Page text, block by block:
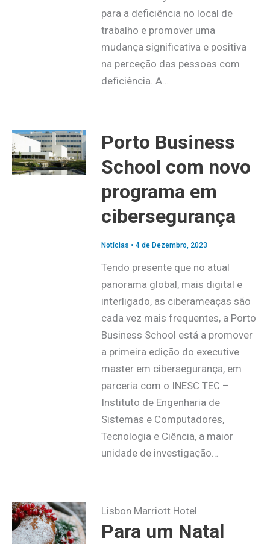
para a deficiência no local de
trabalho e promover uma
mudança significativa e positiva
na perceção das pessoas com
deficiência. A…
Porto Business
School com novo
programa em
cibersegurança
Notícias • 4 de Dezembro, 2023
Tendo presente que no atual
panorama global, mais digital e
interligado, as ciberameaças são
cada vez mais frequentes, a Porto
Business School está a promover
a primeira edição do executive
master em cibersegurança, em
parceria com o INESC TEC –
Instituto de Engenharia de
Sistemas e Computadores,
Tecnologia e Ciência, a maior
unidade de investigação…
Lisbon Marriott Hotel
Para um Natal